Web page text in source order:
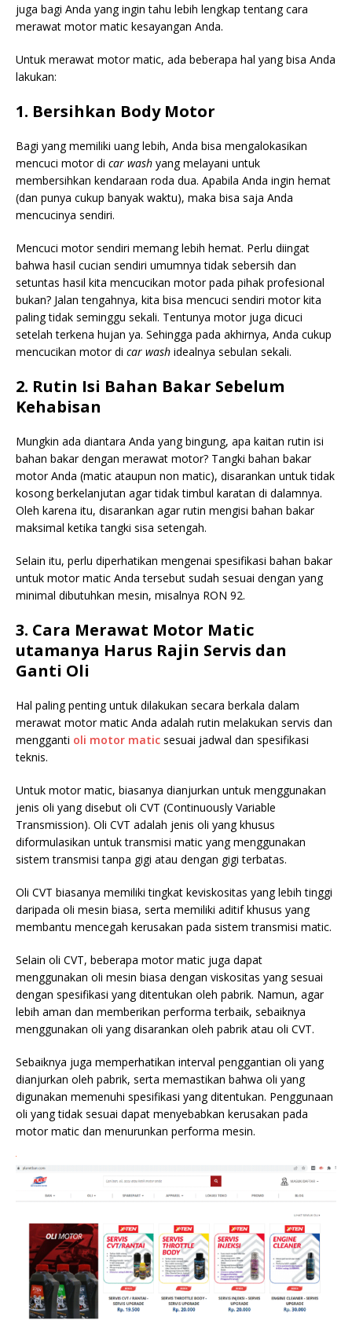
juga bagi Anda yang ingin tahu lebih lengkap tentang cara
merawat motor matic kesayangan Anda.
Untuk merawat motor matic, ada beberapa hal yang bisa Anda
lakukan:
1. Bersihkan Body Motor
Bagi yang memiliki uang lebih, Anda bisa mengalokasikan
mencuci motor di car wash yang melayani untuk
membersihkan kendaraan roda dua. Apabila Anda ingin hemat
(dan punya cukup banyak waktu), maka bisa saja Anda
mencucinya sendiri.
Mencuci motor sendiri memang lebih hemat. Perlu diingat
bahwa hasil cucian sendiri umumnya tidak sebersih dan
setuntas hasil kita mencucikan motor pada pihak profesional
bukan? Jalan tengahnya, kita bisa mencuci sendiri motor kita
paling tidak seminggu sekali. Tentunya motor juga dicuci
setelah terkena hujan ya. Sehingga pada akhirnya, Anda cukup
mencucikan motor di car wash idealnya sebulan sekali.
2. Rutin Isi Bahan Bakar Sebelum
Kehabisan
Mungkin ada diantara Anda yang bingung, apa kaitan rutin isi
bahan bakar dengan merawat motor? Tangki bahan bakar
motor Anda (matic ataupun non matic), disarankan untuk tidak
kosong berkelanjutan agar tidak timbul karatan di dalamnya.
Oleh karena itu, disarankan agar rutin mengisi bahan bakar
maksimal ketika tangki sisa setengah.
Selain itu, perlu diperhatikan mengenai spesifikasi bahan bakar
untuk motor matic Anda tersebut sudah sesuai dengan yang
minimal dibutuhkan mesin, misalnya RON 92.
3. Cara Merawat Motor Matic
utamanya Harus Rajin Servis dan
Ganti Oli
Hal paling penting untuk dilakukan secara berkala dalam
merawat motor matic Anda adalah rutin melakukan servis dan
mengganti oli motor matic sesuai jadwal dan spesifikasi
teknis.
Untuk motor matic, biasanya dianjurkan untuk menggunakan
jenis oli yang disebut oli CVT (Continuously Variable
Transmission). Oli CVT adalah jenis oli yang khusus
diformulasikan untuk transmisi matic yang menggunakan
sistem transmisi tanpa gigi atau dengan gigi terbatas.
Oli CVT biasanya memiliki tingkat keviskositas yang lebih tinggi
daripada oli mesin biasa, serta memiliki aditif khusus yang
membantu mencegah kerusakan pada sistem transmisi matic.
Selain oli CVT, beberapa motor matic juga dapat
menggunakan oli mesin biasa dengan viskositas yang sesuai
dengan spesifikasi yang ditentukan oleh pabrik. Namun, agar
lebih aman dan memberikan performa terbaik, sebaiknya
menggunakan oli yang disarankan oleh pabrik atau oli CVT.
Sebaiknya juga memperhatikan interval penggantian oli yang
dianjurkan oleh pabrik, serta memastikan bahwa oli yang
digunakan memenuhi spesifikasi yang ditentukan. Penggunaan
oli yang tidak sesuai dapat menyebabkan kerusakan pada
motor matic dan menurunkan performa mesin.